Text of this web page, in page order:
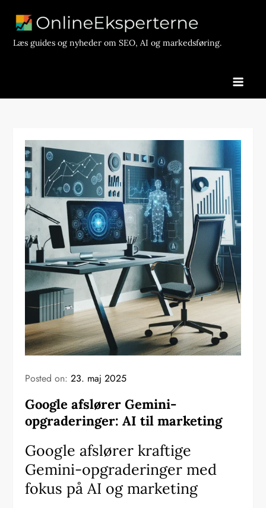
contentLæs guides og nyheder om SEO, AI og markedsføring.
Posted on:23. maj 2025
Google afslører Gemini-
opgraderinger: AI til marketing
Google afslører kraftige
Gemini-opgraderinger med
fokus på AI og marketing